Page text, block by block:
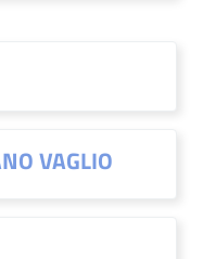
VAGLIO